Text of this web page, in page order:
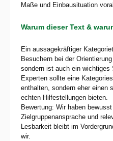
Maße und Einbausituation
Warum dieser Text &
Ein aussagekräftiger
Besuchern bei der
sondern ist auch ein
Experten sollte eine
enthalten, sondern eher einen
echten Hilfestellungen bieten.
Bewertung: Wir haben
Zielgruppenansprache und
Lesbarkeit bleibt im
wir.